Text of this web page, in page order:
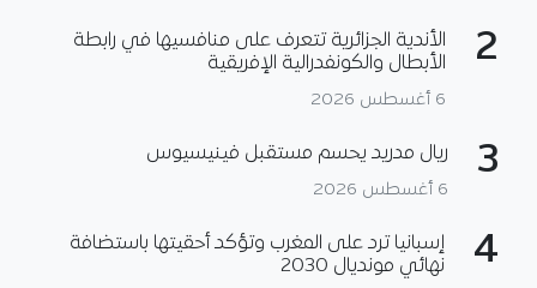
2
الأندية الجزائرية تتعرف على منافسيها في رابطة
الأبطال والكونفدرالية الإفريقية
6 أغسطس 2026
3 ريال مدريد يحسم مستقبل فينيسيوس
6 أغسطس 2026
4
إسبانيا ترد على المغرب وتؤكد أحقيتها باستضافة
نهائي مونديال 2030